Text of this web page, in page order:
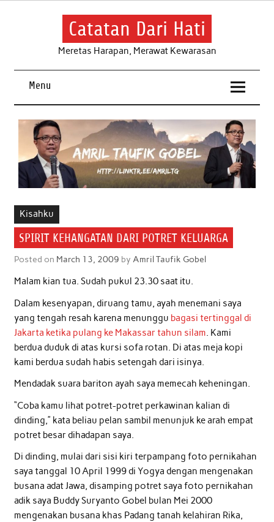
Skip
Catatan Dari Hati
Meretas Harapan, Merawat Kewarasan
Menu
Kisahku
SPIRIT KEHANGATAN DARI POTRET KELUARGA
Posted on March 13, 2009 by Amril Taufik Gobel
Malam kian tua. Sudah pukul 23.30 saat itu.
Dalam kesenyapan, diruang tamu, ayah menemani saya
yang tengah resah karena menunggu bagasi tertinggal di
Jakarta ketika pulang ke Makassar tahun silam. Kami
berdua duduk di atas kursi sofa rotan. Di atas meja kopi
kami berdua sudah habis setengah dari isinya.
Mendadak suara bariton ayah saya memecah keheningan.
“Coba kamu lihat potret-potret perkawinan kalian di
dinding,” kata beliau pelan sambil menunjuk ke arah empat
potret besar dihadapan saya.
Di dinding, mulai dari sisi kiri terpampang foto pernikahan
saya tanggal 10 April 1999 di Yogya dengan mengenakan
busana adat Jawa, disamping potret saya foto pernikahan
adik saya Buddy Suryanto Gobel bulan Mei 2000
mengenakan busana khas Padang tanah kelahiran Rika,